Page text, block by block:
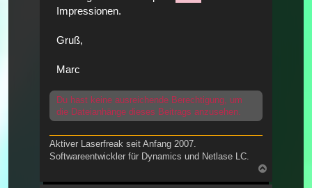
Impressionen.
Gruß,
Marc
Du hast keine ausreichende Berechtigung, um
die Dateianhänge dieses Beitrags anzusehen.
Aktiver Laserfreak seit Anfang 2007.
Softwareentwickler für Dynamics und Netlase LC.